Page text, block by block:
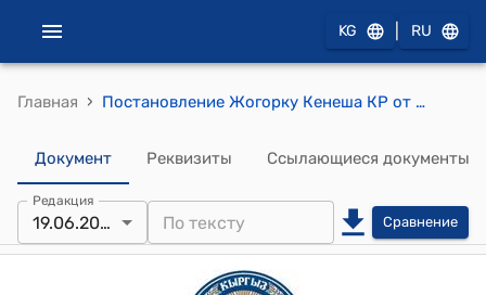
KG RU
Главная › Постановление Жогорку Кенеша КР от 19 июня 2014 года № 4202-V "О принятии в первом чтении проекта Закона Кыргызской Республики "О внесении изменений и дополнений в некоторые законодательные акты Кыргызской Республики" (в конституционный Закон Кыргызской Республики "О выборах Президента Кыргызской Республики и депутатов Жогорку Кенеша Кыргызской Республики" и законы Кыргызской Республики "О статусе депутата Жогорку Кенеша Кыргызской Республики", "О выборах депутатов местных кенешей", "О местном самоуправлении", "О местной государственной администрации", "О государственной службе", "О муниципальной службе" и "О гражданстве Кыргызской Республики")"
Документ Реквизиты Ссылающиеся документы
Редакция
19.06.2014 Сравнение